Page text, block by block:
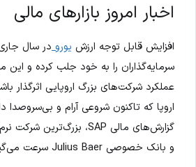
اخبار امروز بازارهای مالی
افزایش قابل توجه ارزش یورودر سال
سرمایه‌گذاران را به خود جلب کرده و این
عملکرد شرکت‌های بزرگ اروپایی اثرگذار
اروپا که تاکنون شروعی آرام و بی‌سروصدا
و بانک خصوصی Julius Baer سرعت می‌گیرد.